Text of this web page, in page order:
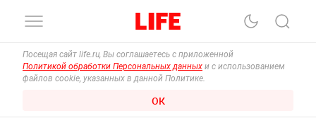
Посещая сайт life.ru, Вы соглашаетесь с приложенной
Политикой обработки Персональных данных и с использованием
файлов cookie, указанных в данной Политике.
ОК